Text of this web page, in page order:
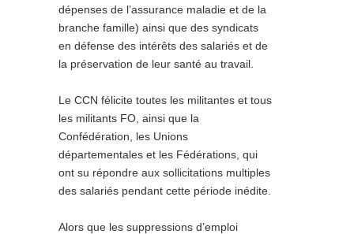
dépenses de l’assurance maladie et de la
branche famille) ainsi que des syndicats
en défense des intérêts des salariés et de
la préservation de leur santé au travail.
Le CCN félicite toutes les militantes et tous
les militants FO, ainsi que la
Confédération, les Unions
départementales et les Fédérations, qui
ont su répondre aux sollicitations multiples
des salariés pendant cette période inédite.
Alors que les suppressions d’emploi